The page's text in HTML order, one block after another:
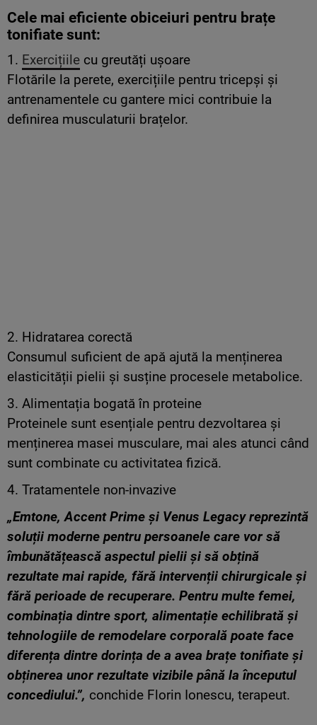
Cele mai eficiente obiceiuri pentru brațe
tonifiate sunt:
1. Exercițiile cu greutăți ușoare
Flotările la perete, exercițiile pentru tricepși și
antrenamentele cu gantere mici contribuie la
definirea musculaturii brațelor.
2. Hidratarea corectă
Consumul suficient de apă ajută la menținerea
elasticității pielii și susține procesele metabolice.
3. Alimentația bogată în proteine
Proteinele sunt esențiale pentru dezvoltarea și
menținerea masei musculare, mai ales atunci când
sunt combinate cu activitatea fizică.
4. Tratamentele non-invazive
„Emtone, Accent Prime și Venus Legacy reprezintă
soluții moderne pentru persoanele care vor să
îmbunătățească aspectul pielii și să obțină
rezultate mai rapide, fără intervenții chirurgicale și
fără perioade de recuperare. Pentru multe femei,
combinația dintre sport, alimentație echilibrată și
tehnologiile de remodelare corporală poate face
diferența dintre dorința de a avea brațe tonifiate și
obținerea unor rezultate vizibile până la începutul
concediului.”, conchide Florin Ionescu, terapeut.